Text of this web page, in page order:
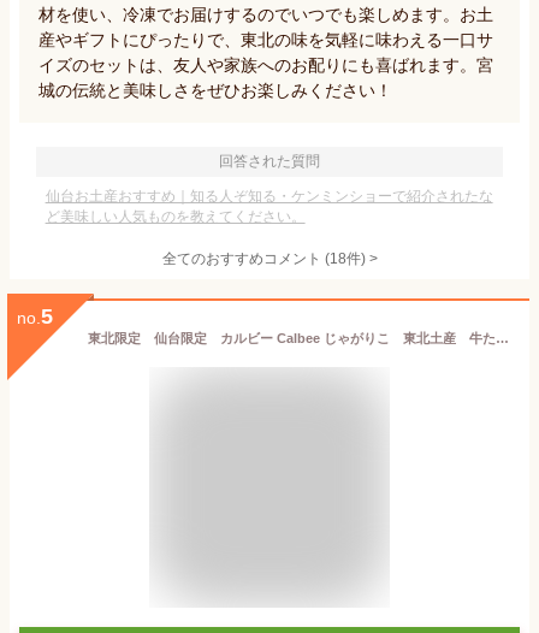
材を使い、冷凍でお届けするのでいつでも楽しめます。お土
産やギフトにぴったりで、東北の味を気軽に味わえる一口サ
イズのセットは、友人や家族へのお配りにも喜ばれます。宮
城の伝統と美味しさをぜひお楽しみください！
回答された質問
仙台お土産おすすめ｜知る人ぞ知る・ケンミンショーで紹介されたな
ど美味しい人気ものを教えてください。
全てのおすすめコメント (18件) >
no. 5
東北限定 仙台限定 カルビー Calbee じゃがりこ 東北土産 牛たん味 食べ出したらキリンがないんだべ 香ばしく焼き上げた、牛たんの旨み 牛たん味フレーク スナック菓子 160g (20gx8袋）牛たん 牛タン